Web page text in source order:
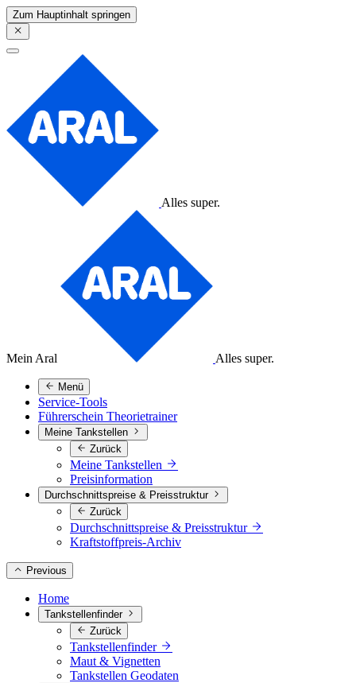
Zum Hauptinhalt springen
Alles super.
Mein Aral Alles super.
Menü
Service-Tools
Führerschein Theorietrainer
Meine Tankstellen
Zurück
Meine Tankstellen
Preisinformation
Durchschnittspreise & Preisstruktur
Zurück
Durchschnittspreise & Preisstruktur
Kraftstoffpreis-Archiv
Previous
Home
Tankstellenfinder
Zurück
Tankstellenfinder
Maut & Vignetten
Tankstellen Geodaten